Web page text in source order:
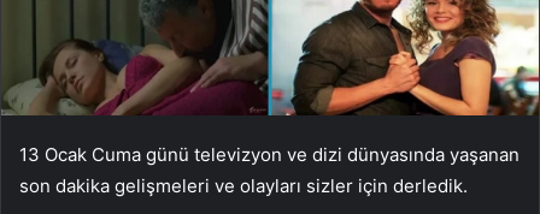
13 Ocak Cuma günü televizyon ve dizi dünyasında yaşanan
son dakika gelişmeleri ve olayları sizler için derledik.